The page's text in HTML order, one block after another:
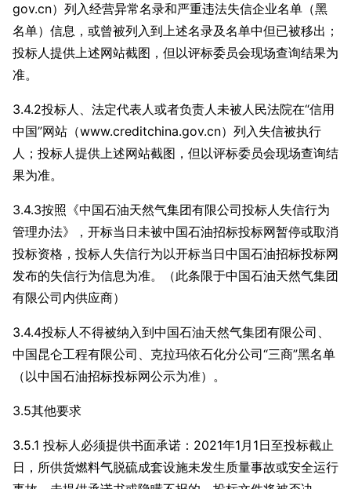
gov.cn）列入经营异常名录和严重违法失信企业名单（黑
名单）信息，或曾被列入到上述名录及名单中但已被移出；
投标人提供上述网站截图，但以评标委员会现场查询结果为
准。
3.4.2投标人、法定代表人或者负责人未被人民法院在“信用
中国”网站（www.creditchina.gov.cn）列入失信被执行
人；投标人提供上述网站截图，但以评标委员会现场查询结
果为准。
3.4.3按照《中国石油天然气集团有限公司投标人失信行为
管理办法》，开标当日未被中国石油招标投标网暂停或取消
投标资格，投标人失信行为以开标当日中国石油招标投标网
发布的失信行为信息为准。（此条限于中国石油天然气集团
有限公司内供应商）
3.4.4投标人不得被纳入到中国石油天然气集团有限公司、
中国昆仑工程有限公司、克拉玛依石化分公司“三商”黑名单
（以中国石油招标投标网公示为准）。
3.5其他要求
3.5.1 投标人必须提供书面承诺：2021年1月1日至投标截止
日，所供货燃料气脱硫成套设施未发生质量事故或安全运行